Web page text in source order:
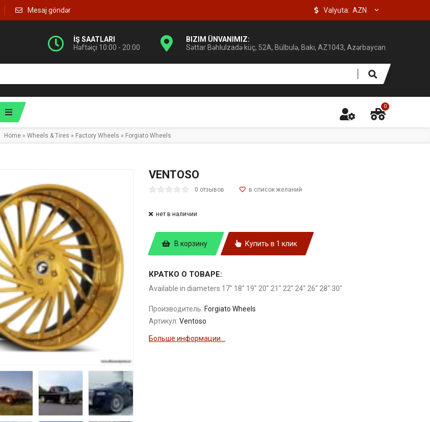
Mesaj göndər Valyuta:
İŞ SAATLARI
Həftəiçi 10:00 - 20:00
BIZIM ÜNVANIMIZ:
Səttar Bəhlulzadə küç, 52A, Bülbulə, Bakı, AZ1043, Azərbaycan
0
Home » Wheels & Tires » Factory Wheels » Forgiato Wheels
VENTOSO
0 отзывов
нет в наличии
В корзину Купить в 1 клик
КРАТКО О ТОВАРЕ:
Available in diameters 17" 18" 19" 20" 21" 22" 24" 26" 28" 30"
Производитель: Forgiato Wheels
Артикул: Ventoso
Больше информации...